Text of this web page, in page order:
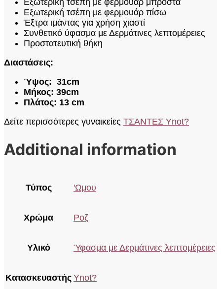
Εξωτερική τσέπη με φερμουάρ πίσω
Έξτρα ιμάντας για χρήση χιαστί
Συνθετικό ύφασμα με Δερμάτινες λεπτομέρειες
Προστατευτική θήκη
Διαστάσεις:
Ύψος: 31cm
Μήκος: 39cm
Πλάτος: 13 cm
Δείτε περισσότερες γυναικείες ΤΣΑΝΤΕΣ Ynot?
Additional information
Τύπος 'Ωμου
Χρώμα Ροζ
Υλικό Ύφασμα με Δερμάτινες λεπτομέρειες
Κατασκευαστής Ynot?